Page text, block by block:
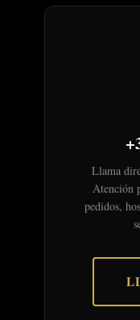
Llama
Atención
pedidos,